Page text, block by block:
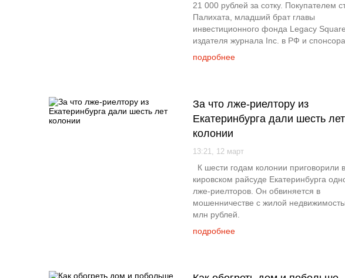
21 000 рублей за сотку. Покупателем
Палихата, младший брат главы
инвестиционного фонда Legacy
издателя журнала Inс. в РФ и спонсора
подробнее
За что лже-риелтору из
Екатеринбурга дали шесть лет
колонии
13:21, 12 март
К шести годам колонии приговорили в
кировском райсуде Екатеринбурга
лже-риелторов. Он обвиняется в
мошенничестве с жилой
млн рублей.
подробнее